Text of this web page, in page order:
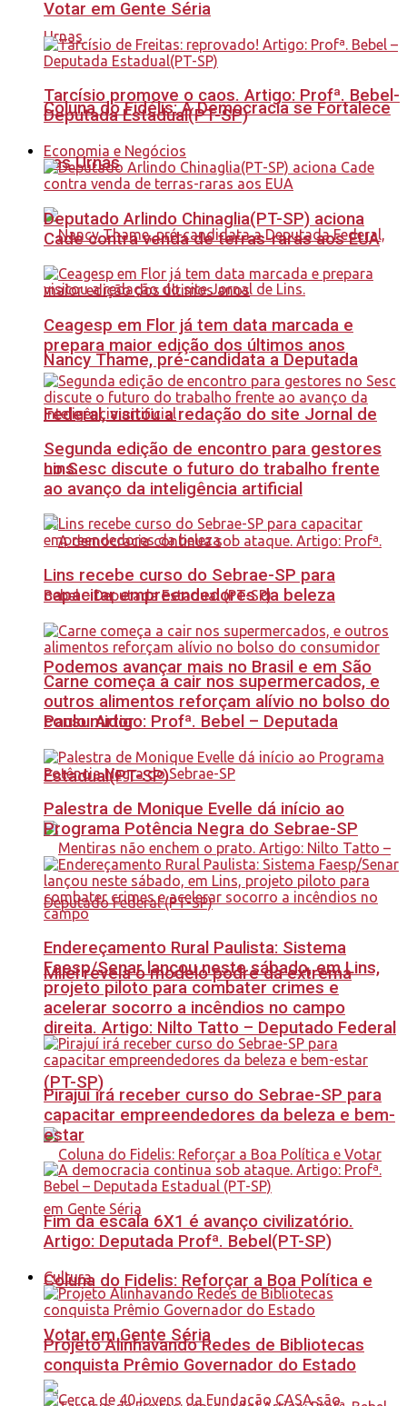
Coluna do Fidélis: A Democracia se Fortalece
nas Urnas
Nancy Thame, pré-candidata a Deputada
Federal, visitou a redação do site Jornal de
Lins.
Podemos avançar mais no Brasil e em São
Paulo. Artigo: Profª. Bebel – Deputada
Estadual(PT-SP)
Milei revela o modelo podre da extrema
direita. Artigo: Nilto Tatto – Deputado Federal
(PT-SP)
Coluna do Fidelis: Reforçar a Boa Política e
Votar em Gente Séria
Votar em Gente Séria
Tarcísio promove o caos. Artigo: Profª. Bebel-
Deputada Estadual(PT-SP)
Economia e Negócios
Deputado Arlindo Chinaglia(PT-SP) aciona
Cade contra venda de terras-raras aos EUA
Ceagesp em Flor já tem data marcada e
prepara maior edição dos últimos anos
Segunda edição de encontro para gestores
no Sesc discute o futuro do trabalho frente
ao avanço da inteligência artificial
Lins recebe curso do Sebrae-SP para
capacitar empreendedores da beleza
Carne começa a cair nos supermercados, e
outros alimentos reforçam alívio no bolso do
consumidor
Palestra de Monique Evelle dá início ao
Programa Potência Negra do Sebrae-SP
Endereçamento Rural Paulista: Sistema
Faesp/Senar lançou neste sábado, em Lins,
projeto piloto para combater crimes e
acelerar socorro a incêndios no campo
Pirajuí irá receber curso do Sebrae-SP para
capacitar empreendedores da beleza e bem-
estar
Fim da escala 6X1 é avanço civilizatório.
Artigo: Deputada Profª. Bebel(PT-SP)
Cultura
Projeto Alinhavando Redes de Bibliotecas
conquista Prêmio Governador do Estado